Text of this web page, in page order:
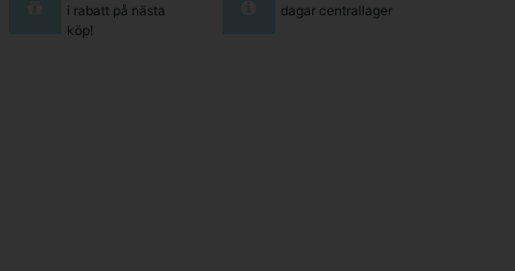
i rabatt på nästa
köp!
dagar centrallager